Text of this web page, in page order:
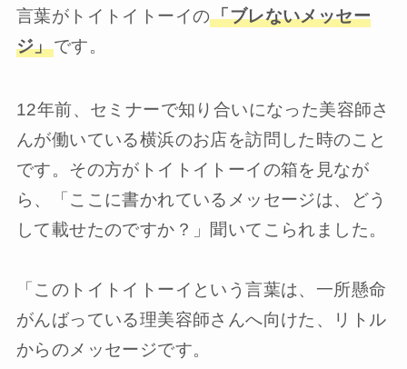
言葉がトイトイトーイの「ブレないメッセー
ジ」です。
12年前、セミナーで知り合いになった美容師さ
んが働いている横浜のお店を訪問した時のこと
です。その方がトイトイトーイの箱を見なが
ら、「ここに書かれているメッセージは、どう
して載せたのですか？」聞いてこられました。
「このトイトイトーイという言葉は、一所懸命
がんばっている理美容師さんへ向けた、リトル
からのメッセージです。